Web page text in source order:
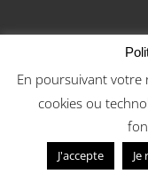
Mentions
Conditions
Plan du site
En poursuivant votre
cookies ou
J'accepte Je